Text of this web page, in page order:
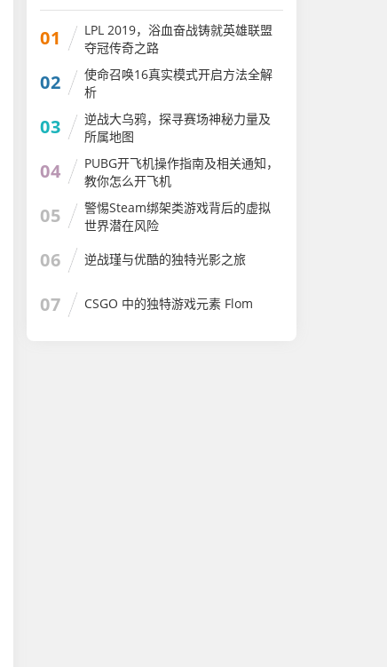
01
LPL 2019，浴血奋战铸就英雄联盟
夺冠传奇之路
02
使命召唤16真实模式开启方法全解
析
03
逆战大乌鸦，探寻赛场神秘力量及
所属地图
04
PUBG开飞机操作指南及相关通知，
教你怎么开飞机
05
警惕Steam绑架类游戏背后的虚拟
世界潜在风险
06 逆战瑾与优酷的独特光影之旅
07 CSGO 中的独特游戏元素 Flom